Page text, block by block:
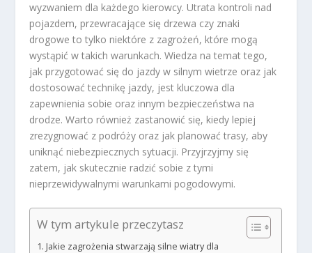
wyzwaniem dla każdego kierowcy. Utrata kontroli nad
pojazdem, przewracające się drzewa czy znaki
drogowe to tylko niektóre z zagrożeń, które mogą
wystąpić w takich warunkach. Wiedza na temat tego,
jak przygotować się do jazdy w silnym wietrze oraz jak
dostosować technikę jazdy, jest kluczowa dla
zapewnienia sobie oraz innym bezpieczeństwa na
drodze. Warto również zastanowić się, kiedy lepiej
zrezygnować z podróży oraz jak planować trasy, aby
uniknąć niebezpiecznych sytuacji. Przyjrzyjmy się
zatem, jak skutecznie radzić sobie z tymi
nieprzewidywalnymi warunkami pogodowymi.
W tym artykule przeczytasz
Jakie zagrożenia stwarzają silne wiatry dla